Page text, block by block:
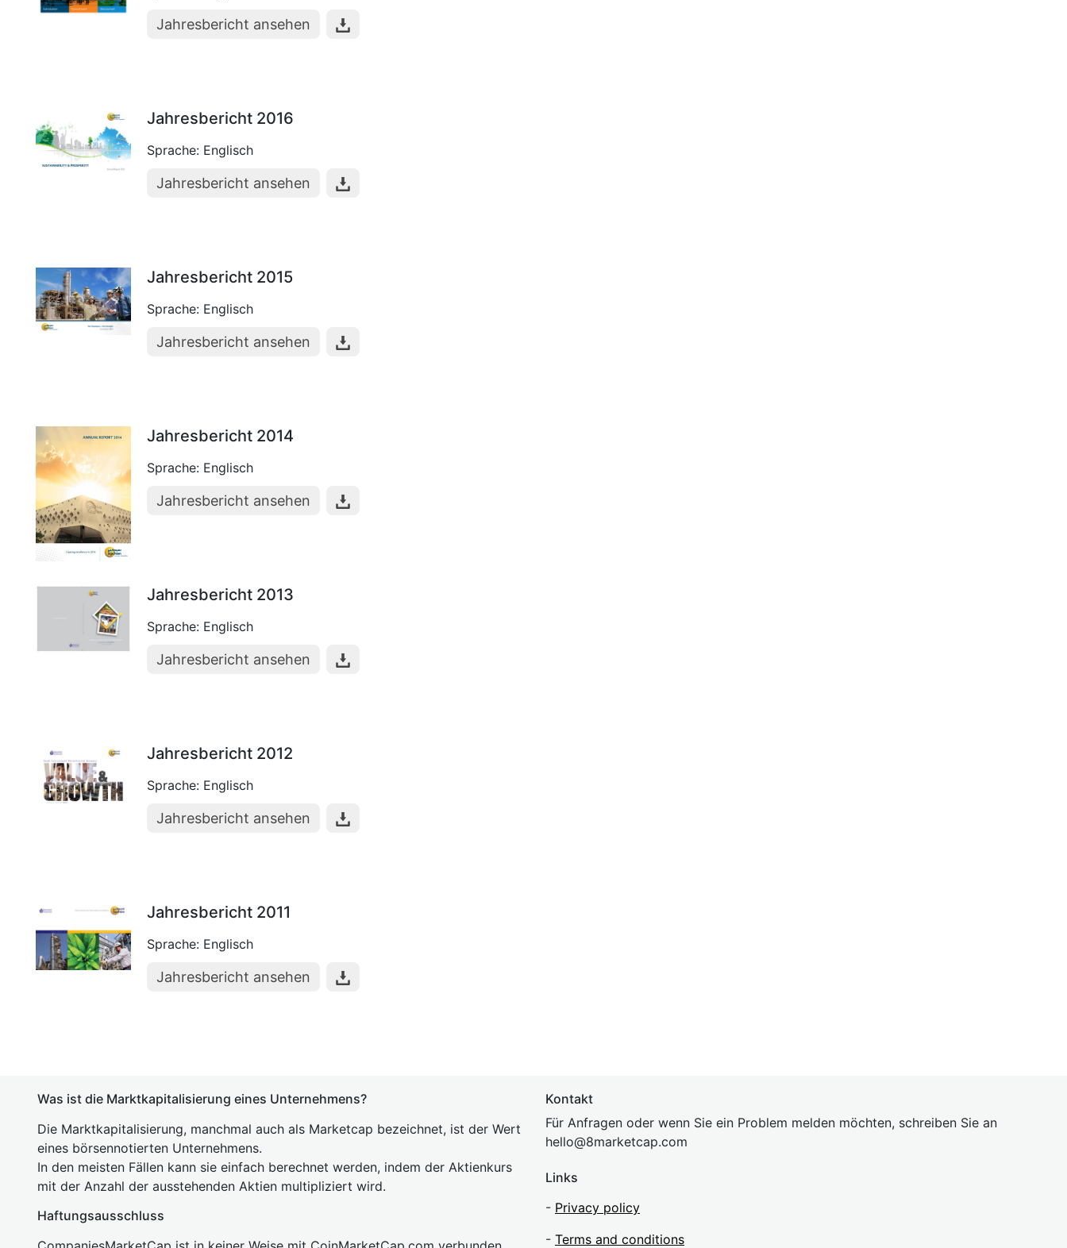
Jahresbericht ansehen
Jahresbericht 2016
Sprache: Englisch
Jahresbericht ansehen
Jahresbericht 2015
Sprache: Englisch
Jahresbericht ansehen
Jahresbericht 2014
Sprache: Englisch
Jahresbericht ansehen
Jahresbericht 2013
Sprache: Englisch
Jahresbericht ansehen
Jahresbericht 2012
Sprache: Englisch
Jahresbericht ansehen
Jahresbericht 2011
Sprache: Englisch
Jahresbericht ansehen
Was ist die Marktkapitalisierung eines Unternehmens?
Die Marktkapitalisierung, manchmal auch als Marketcap bezeichnet, ist der Wert
eines börsennotierten Unternehmens.
In den meisten Fällen kann sie einfach berechnet werden, indem der Aktienkurs
mit der Anzahl der ausstehenden Aktien multipliziert wird.
Haftungsausschluss
Kontakt
Für Anfragen oder wenn Sie ein Problem melden möchten, schreiben Sie an
hello@8marketcap.com
Links
- Privacy policy
- Terms and conditions